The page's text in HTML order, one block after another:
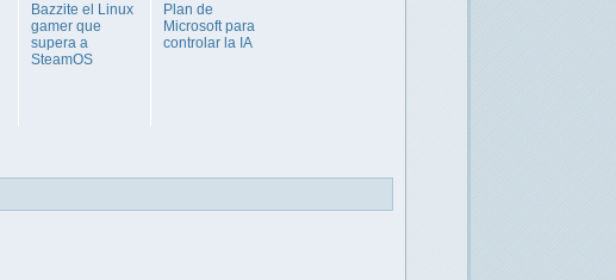
Bazzite el Linux
gamer que
supera a
SteamOS
Plan de
Microsoft para
controlar la IA